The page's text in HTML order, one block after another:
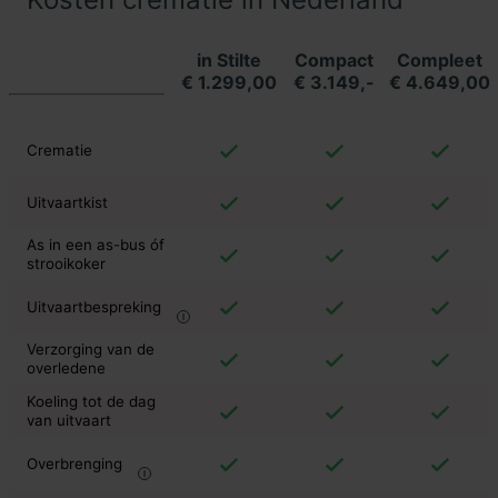
in Stilte
€ 1.299,00
Compact
€ 3.149,-
Compleet
€ 4.649,00
Crematie
Uitvaartkist
As in een as-bus óf
strooikoker
Uitvaartbespreking
Verzorging van de
overledene
Koeling tot de dag
van uitvaart
Overbrenging